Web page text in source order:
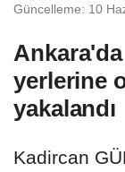
Güncelleme: 10
yerlerine
yakalandı
Kadircan